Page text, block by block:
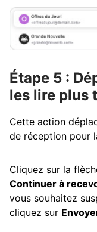
Étape 5 :
les lire plus
Cette action
de réception pour
Cliquez sur la
Continuer à
vous souhaitez
cliquez sur